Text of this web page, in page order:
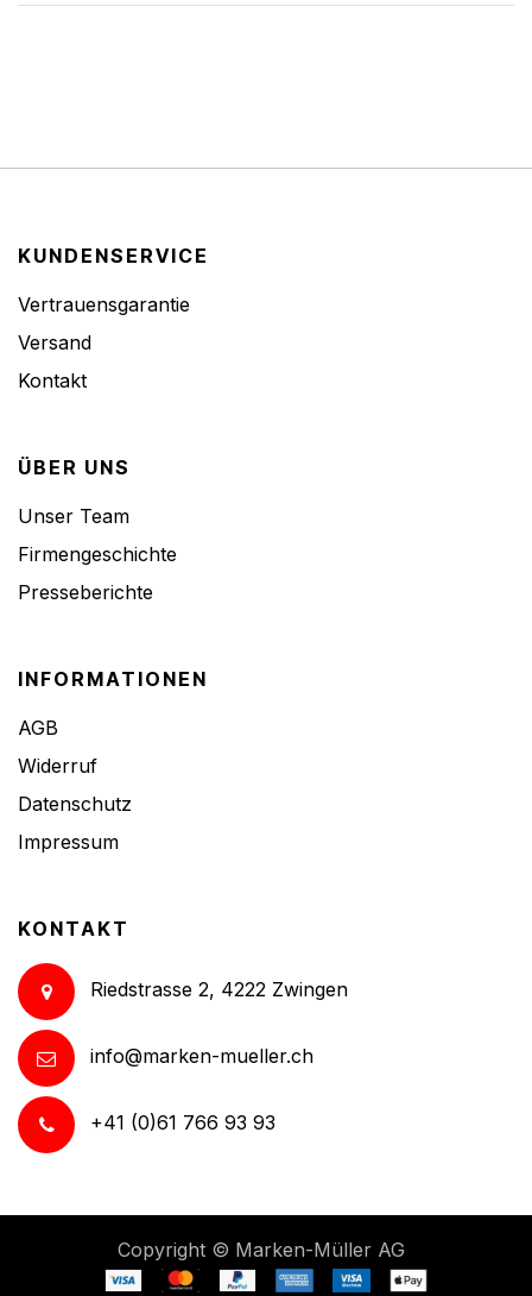
KUNDENSERVICE
Vertrauensgarantie
Versand
Kontakt
ÜBER UNS
Unser Team
Firmengeschichte
Presseberichte
INFORMATIONEN
AGB
Widerruf
Datenschutz
Impressum
KONTAKT
Riedstrasse 2, 4222 Zwingen
info@marken-mueller.ch
+41 (0)61 766 93 93
Copyright © Marken-Müller AG